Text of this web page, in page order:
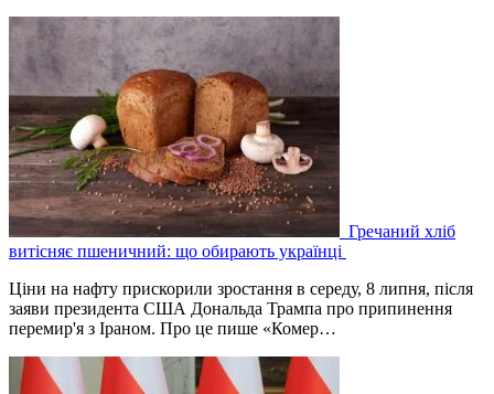
Гречаний хліб
витісняє пшеничний: що обирають українці
Ціни на нафту прискорили зростання в середу, 8 липня, після
заяви президента США Дональда Трампа про припинення
перемир'я з Іраном. Про це пише «Комер…